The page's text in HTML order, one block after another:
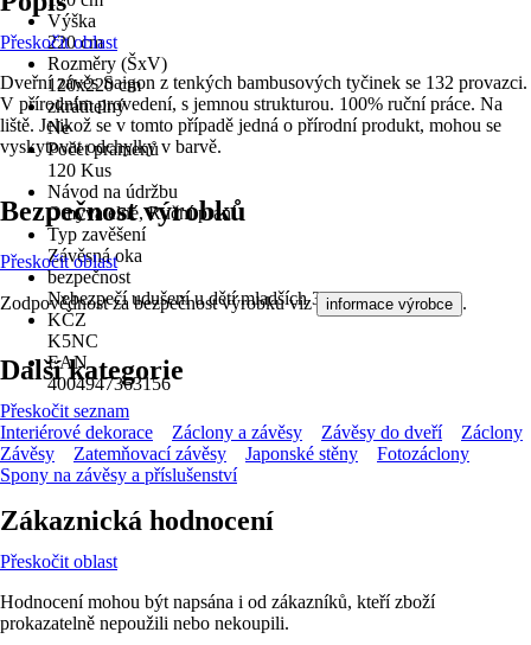
Výška
220 cm
Rozměry (ŠxV)
120x220 cm
zkrátitelný
Ne
Počet pramenů
120 Kus
Návod na údržbu
Omyvatelné, Ruční praní
Typ zavěšení
Závěsná oka
bezpečnost
Nebezpečí udušení u dětí mladších 3 let.
KČZ
K5NC
EAN
4004947363156
Přeskočit oblast
Dveřní závěs Saigon z tenkých bambusových tyčinek se 132 provazci.
V přírodním provedení, s jemnou strukturou. 100% ruční práce. Na
liště. Jelikož se v tomto případě jedná o přírodní produkt, mohou se
vyskytovat odchylky v barvě.
Bezpečnost výrobků
Přeskočit oblast
Zodpovědnost za bezpečnost výrobku viz informace výrobce .
Další kategorie
Přeskočit seznam
Interiérové dekorace
Záclony a závěsy Závěsy do dveří
Záclony
Závěsy
Zatemňovací závěsy Japonské stěny
Fotozáclony
Spony na závěsy a příslušenství
Zákaznická hodnocení
Přeskočit oblast
Hodnocení mohou být napsána i od zákazníků, kteří zboží
prokazatelně nepoužili nebo nekoupili.